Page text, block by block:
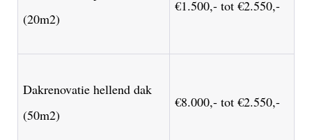
(20m2)
€1.500,- tot €2.550,-
Dakrenovatie hellend dak
(50m2)
€8.000,- tot €2.550,-